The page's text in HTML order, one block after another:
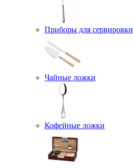
Приборы для сервировки
Чайные ложки
Кофейные ложки